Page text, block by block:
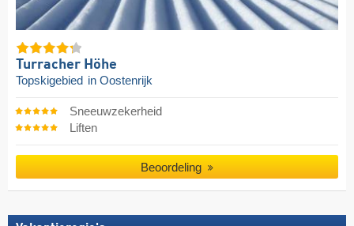
Turracher Höhe
Topskigebied in Oostenrijk
Sneeuwzekerheid
Liften
Beoordeling